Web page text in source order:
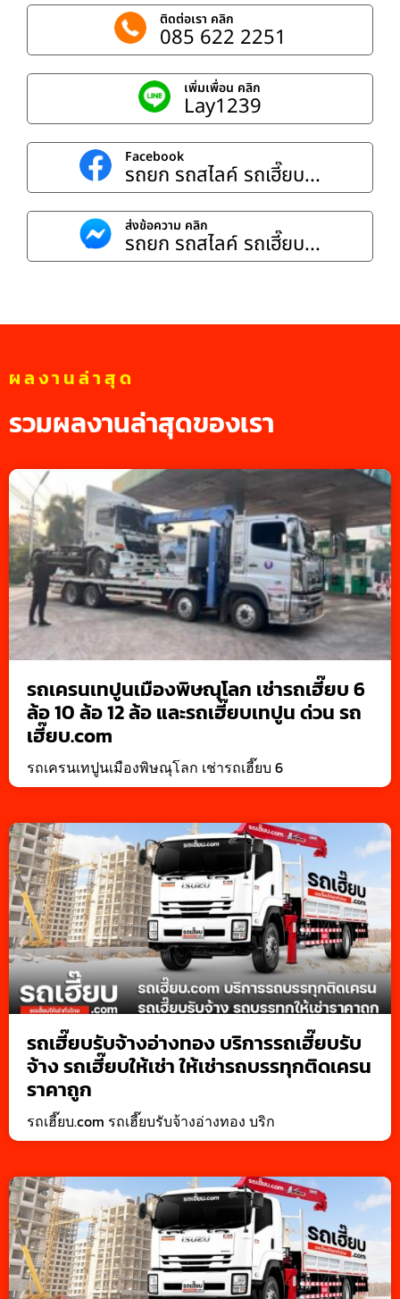
ติดต่อเรา คลิก
085 622 2251
เพิ่มเพื่อน คลิก
Lay1239
Facebook
รถยก รถสไลค์ รถเฮี๊ยบ...
ส่งข้อความ คลิก
รถยก รถสไลค์ รถเฮี๊ยบ...
ผลงานล่าสุด
รวมผลงานล่าสุดของเรา
รถเครนเทปูนเมืองพิษณุโลก เช่ารถเฮี๊ยบ 6
ล้อ 10 ล้อ 12 ล้อ และรถเฮี๊ยบเทปูน ด่วน รถ
เฮี๊ยบ.com
รถเครนเทปูนเมืองพิษณุโลก เช่ารถเฮี๊ยบ 6
รถเฮี๊ยบรับจ้างอ่างทอง บริการรถเฮี๊ยบรับ
จ้าง รถเฮี๊ยบให้เช่า ให้เช่ารถบรรทุกติดเครน
ราคาถูก
รถเฮี๊ยบ.com รถเฮี๊ยบรับจ้างอ่างทอง บริก